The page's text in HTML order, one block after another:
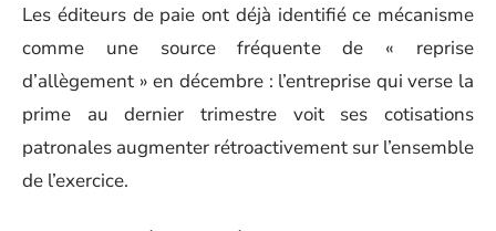
Les éditeurs de paie ont déjà identifié ce mécanisme
comme une source fréquente de « reprise
d’allègement » en décembre : l’entreprise qui verse la
prime au dernier trimestre voit ses cotisations
patronales augmenter rétroactivement sur l’ensemble
de l’exercice.